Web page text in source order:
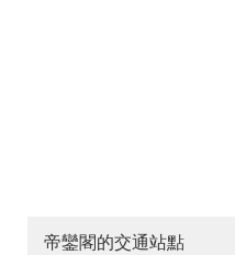
帝鑾閣的交通站點